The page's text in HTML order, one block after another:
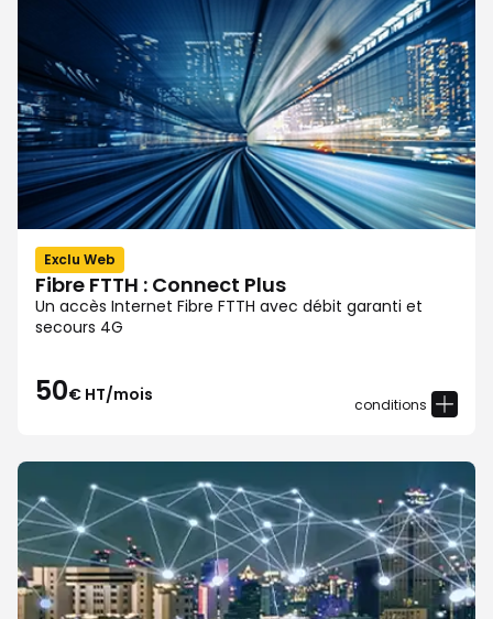
Exclu Web
Fibre FTTH : Connect Plus
Un accès Internet Fibre FTTH avec débit garanti et
secours 4G
50€ HT/mois conditions